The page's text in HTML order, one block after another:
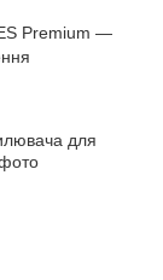
Premium —